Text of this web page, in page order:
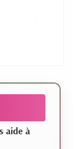
aide à